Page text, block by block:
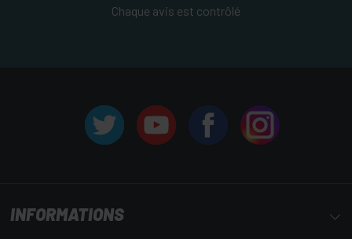
Chaque avis est contrôlé
INFORMATIONS